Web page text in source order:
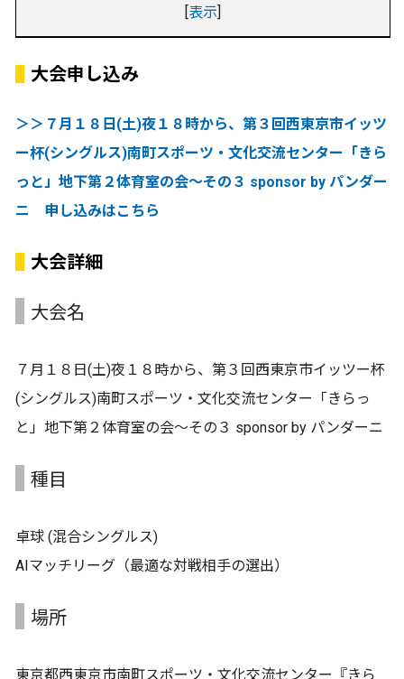
[表示]
大会申し込み
＞＞７月１８日(土)夜１８時から、第３回西東京市イッツ
ー杯(シングルス)南町スポーツ・文化交流センター「きら
っと」地下第２体育室の会～その３ sponsor by パンダー
ニ 申し込みはこちら
大会詳細
大会名
７月１８日(土)夜１８時から、第３回西東京市イッツー杯
(シングルス)南町スポーツ・文化交流センター「きらっ
と」地下第２体育室の会～その３ sponsor by パンダーニ
種目
卓球 (混合シングルス)
AIマッチリーグ（最適な対戦相手の選出）
場所
東京都西東京市南町スポーツ・文化交流センター『きら